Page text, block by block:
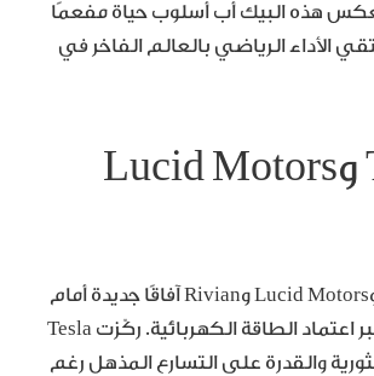
هذه البيك أب أسلوب حياة مفعمًا
الأداء الرياضي بالعالم الفاخر في
٤- Tesla وLucid Motors
فتح دخول Tesla وLucid Motors وRivian آفاقًا جديدة أمام
سيارات بيك أب عبر اعتماد الطاقة الكهربائية. ركّزت Tesla
والقدرة على التسارع المذهل رغم